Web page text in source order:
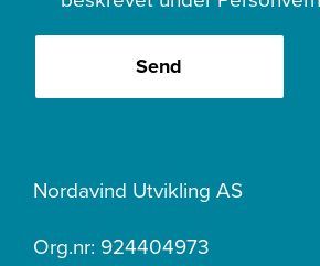
Send
Nordavind Utvikling AS
Org.nr: 924404973